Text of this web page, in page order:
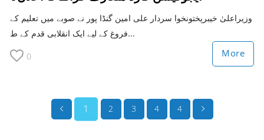
وزیراعلیٰ خیبرپختونخوا سردار علی امین گنڈا پور نے صوبے میں تعلیم کے
فروغ کے لیے ایک انقلابی قدم کے ط...
0 More
1 2 3 4 4